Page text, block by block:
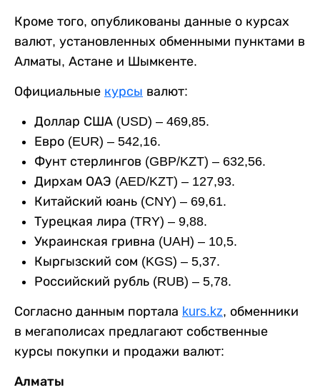
Кроме того, опубликованы данные о курсах
валют, установленных обменными пунктами в
Алматы, Астане и Шымкенте.
Официальные курсы валют:
Доллар США (USD) – 469,85.
Евро (EUR) – 542,16.
Фунт стерлингов (GBP/KZT) – 632,56.
Дирхам ОАЭ (AED/KZT) – 127,93.
Китайский юань (CNY) – 69,61.
Турецкая лира (TRY) – 9,88.
Украинская гривна (UAH) – 10,5.
Кыргызский сом (KGS) – 5,37.
Российский рубль (RUB) – 5,78.
Согласно данным портала kurs.kz, обменники
в мегаполисах предлагают собственные
курсы покупки и продажи валют:
Алматы